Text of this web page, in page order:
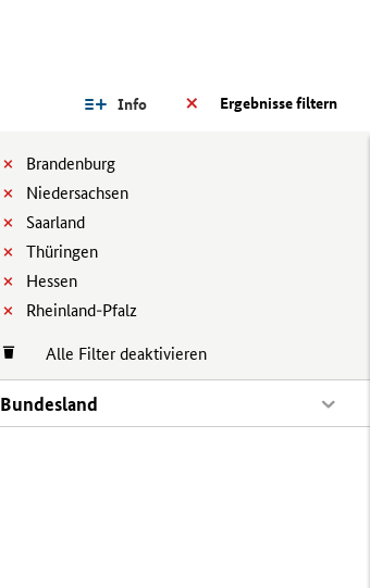
Ergebnisse filtern
Info
Brandenburg
Niedersachsen
Saarland
Thüringen
Hessen
Rheinland-Pfalz
Alle Filter deaktivieren
Bundesland